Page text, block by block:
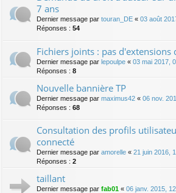
7 ans
Dernier message par touran_DE « 03 août
Réponses : 54
Fichiers joints : pas d'extensions
Dernier message par lepoulpe « 03 mai 2017,
Réponses : 8
Nouvelle bannière TP
Dernier message par maximus42 « 06 nov.
Réponses : 68
Consultation des profils
connecté
Dernier message par amorelle « 21 juin 2016,
Réponses : 2
taillant
Dernier message par fab01 « 06 janv. 2015,